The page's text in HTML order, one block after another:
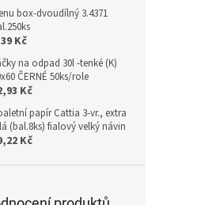
box-dvoudílný 3.4371
Kč
na odpad 30l -tenké (K)
ČERNÉ 50ks/role
Kč
papír Cattia 3-vr., extra
(bal.8ks) fialový velký návin
Kč